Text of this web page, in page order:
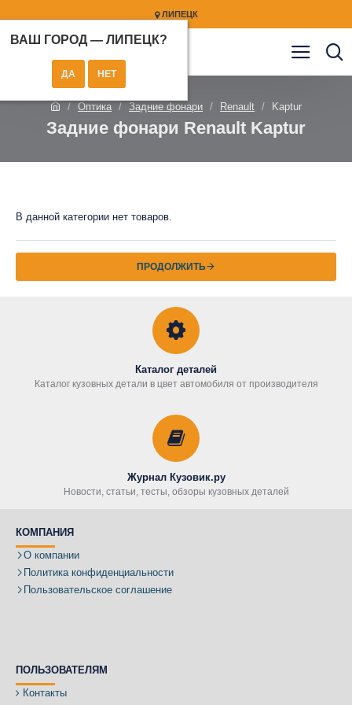
ЛИПЕЦК
ВАШ ГОРОД — ЛИПЕЦК?
Оптика Задние фонари Renault Kaptur
Задние фонари Renault Kaptur
В данной категории нет товаров.
ПРОДОЛЖИТЬ
Каталог деталей
Каталог кузовных детали в цвет автомобиля от производителя
Журнал Кузовик.ру
Новости, статьи, тесты, обзоры кузовных деталей
КОМПАНИЯ
О компании
Политика конфиденциальности
Пользовательское соглашение
ПОЛЬЗОВАТЕЛЯМ
Контакты